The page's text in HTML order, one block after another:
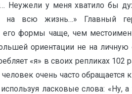
Неужели у меня хватило бы
всю жизнь…» Главный
формы чаще, чем
ориентации не на личную
«я» в своих репликах 102
очень часто обращается
ласковые слова: «Ну,